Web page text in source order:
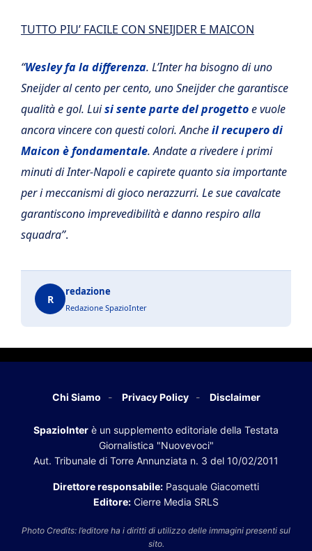
TUTTO PIU’ FACILE CON SNEIJDER E MAICON
“Wesley fa la differenza. L’Inter ha bisogno di uno
Sneijder al cento per cento, uno Sneijder che garantisce
qualità e gol. Luisi sente parte del progettoe vuole
ancora vincere con questi colori. Ancheil recupero di
Maicon è fondamentale. Andate a rivedere i primi
minuti di Inter-Napoli e capirete quanto sia importante
per i meccanismi di gioco nerazzurri. Le sue cavalcate
garantiscono imprevedibilità e danno respiro alla
squadra”.
R
redazione
Redazione SpazioInter
Chi Siamo Privacy Policy Disclaimer
SpazioInter è un supplemento editoriale della Testata
Giornalistica "Nuovevoci"
Aut. Tribunale di Torre Annunziata n. 3 del 10/02/2011
Direttore responsabile: Pasquale Giacometti
Editore: Cierre Media SRLS
Photo Credits: l’editore ha i diritti di utilizzo delle immagini presenti sul
sito.